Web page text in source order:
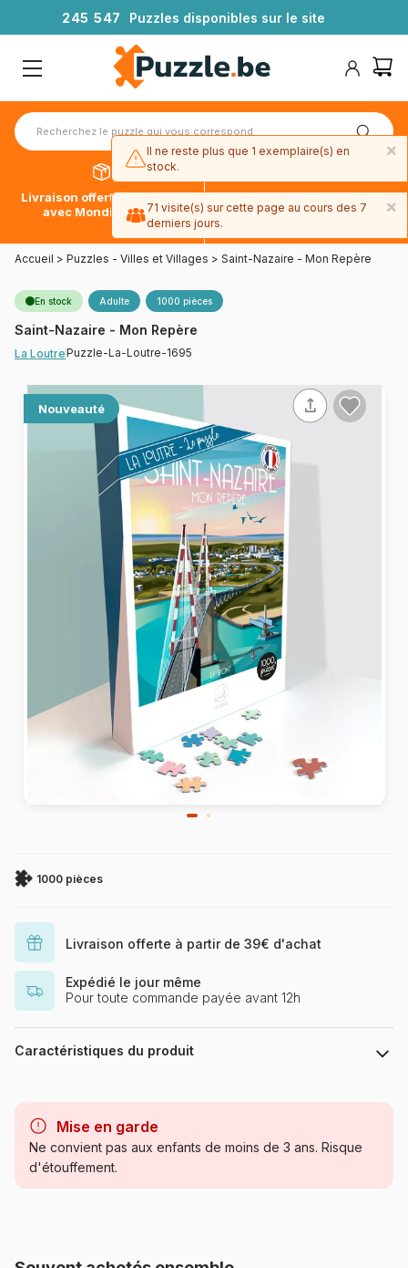
245 547 Puzzles disponibles sur le site
Livraison offerte dès 39€*
avec Mondial Relay
Paiement en 4x sans frais
avec Paypal
Accueil > Puzzles - Villes et Villages > Saint-Nazaire - Mon Repère
En stock Adulte 1000 pièces
Saint-Nazaire - Mon Repère
La LoutrePuzzle-La-Loutre-1695
Nouveauté
1000 pièces
Livraison offerte à partir de 39€ d'achat
Expédié le jour même
Pour toute commande payée avant 12h
Caractéristiques du produit
Catégorie Puzzles - Villes et Villages
Mise en garde
Ne convient pas aux enfants de moins de 3 ans. Risque
d'étouffement.
×
Il ne reste plus que 1 exemplaire(s) en
stock.
×
71 visite(s) sur cette page au cours des 7
derniers jours.